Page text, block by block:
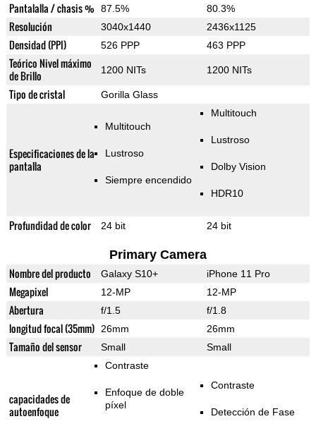
Pantalalla / chasis % 87.5% 80.3%
Resolución 3040x1440 2436x1125
Densidad (PPI) 526 PPP 463 PPP
Teórico Nivel máximo
de Brillo
1200 NITs 1200 NITs
Tipo de cristal Gorilla Glass
Especificaciones de la
pantalla
Multitouch
Lustroso
Siempre encendido
Multitouch
Lustroso
Dolby Vision
HDR10
Profundidad de color 24 bit 24 bit
Primary Camera
Nombre del producto Galaxy S10+ iPhone 11 Pro
Megapixel 12-MP 12-MP
Abertura f/1.5 f/1.8
longitud focal (35mm) 26mm 26mm
Tamaño del sensor Small Small
capacidades de
autoenfoque
Contraste
Enfoque de doble
píxel
Contraste
Detección de Fase